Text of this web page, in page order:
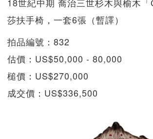
莎扶手椅，一套6張（暫譯）
拍品編號：832
估價：US$50,000 - 80,000
槌價：US$270,000
成交價：US$336,500